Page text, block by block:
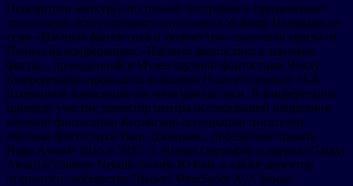
Победители конкурса по точной настройке и применению
технологий искусственного интеллекта Wukong-Huahuaна на
тему «Научная фантастика и творчество» получили призы от
Huawei на конференции «Научная фантастика и научные
факты», проведенной в Музее научной фантастики Чэнду.
Конференцию проводила компания Huawei в рамках 81-й
Всемирной конвенции научной фантастики. В конференции
приняли участие директор центра исследований написания
научной фантастики Китайской ассоциации писателей
научной фантастики Ванг Джинканг, победитель премии
Hugo Awards 2016 и 2023 гг. Ннеди Окорафор и лауреат Galaxy
Award и Chinese Nebula Awards Ю Кан, а также директор
открытого сообщества Huawei MindSpore Ху Сяоман.